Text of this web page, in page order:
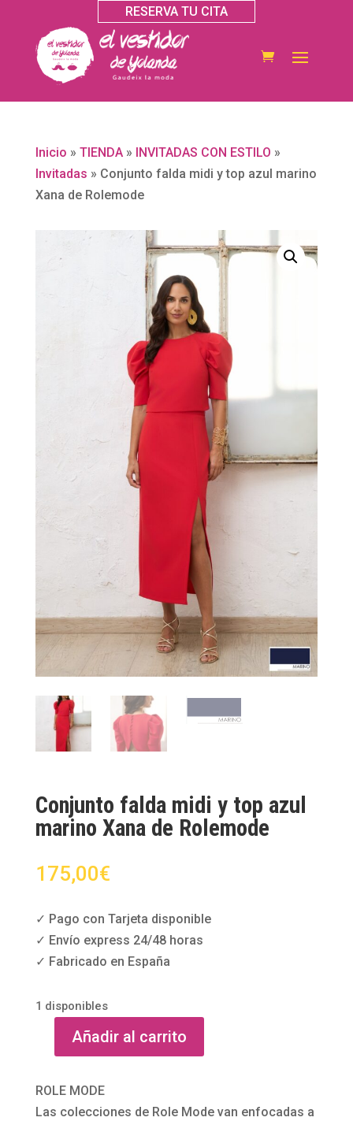
RESERVA TU CITA
Inicio » TIENDA» INVITADAS CON ESTILO »
Invitadas » Conjunto falda midi y top azul marino
Xana de Rolemode
Conjunto falda midi y top azul
marino Xana de Rolemode
175,00€
✓ Pago con Tarjeta disponible
✓ Envío express 24/48 horas
✓ Fabricado en España
1 disponibles
Conjunto
midi
y
Añadir al carrito
ROLE MODE
Las colecciones de Role Mode van enfocadas a